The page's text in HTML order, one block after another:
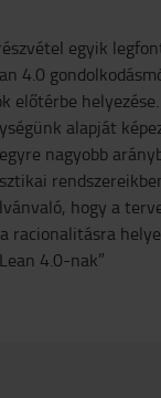
egyik
4.0
előtérbe
alapját
nagyobb
hogy a
racionalitásra
4.0-nak”